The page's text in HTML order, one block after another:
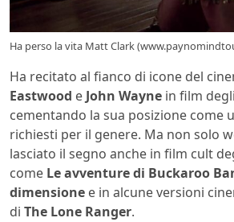
Ha perso la vita Matt Clark
Ha recitato al fianco di icone del
Eastwood eJohn Wayne in film degli
cementando la sua posizione come
richiesti per il genere. Ma non solo
lasciato il segno anche in film cult
come Le avventure di Buckaroo
dimensione e in alcune versioni
di The Lone Ranger.